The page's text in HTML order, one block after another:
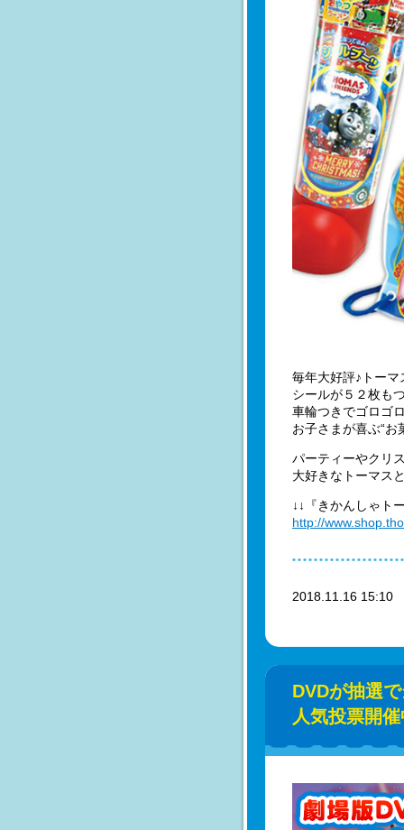
毎年大好評♪トー
シールが５２枚も
車輪つきでゴロゴ
お子さまが喜ぶ“お
パーティーやクリ
大好きなトーマス
↓↓『きかんしゃト
http://
2018.11.16
DVDが抽選
人気投票開